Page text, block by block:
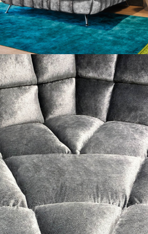
Die charakteristische Kassettenheftung ist weit...
48 1